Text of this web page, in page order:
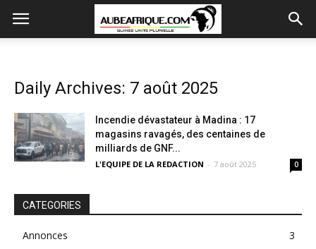
Daily Archives: 7 août 2025
Incendie dévastateur à Madina : 17
magasins ravagés, des centaines de
milliards de GNF...
L'EQUIPE DE LA REDACTION - 7 août 2025 0
CATEGORIES
Annonces
3